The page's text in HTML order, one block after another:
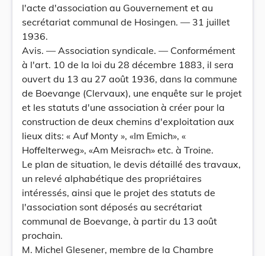
l'acte d'association au Gouvernement et au
secrétariat communal de Hosingen. — 31 juillet
1936.
Avis. — Association syndicale. — Conformément
à l'art. 10 de la loi du 28 décembre 1883, il sera
ouvert du 13 au 27 août 1936, dans la commune
de Boevange (Clervaux), une enquête sur le projet
et les statuts d'une association à créer pour la
construction de deux chemins d'exploitation aux
lieux dits: « Auf Monty », «Im Emich», «
Hoffelterweg», «Am Meisrach» etc. à Troine.
Le plan de situation, le devis détaillé des travaux,
un relevé alphabétique des propriétaires
intéressés, ainsi que le projet des statuts de
l'association sont déposés au secrétariat
communal de Boevange, à partir du 13 août
prochain.
M. Michel Glesener, membre de la Chambre